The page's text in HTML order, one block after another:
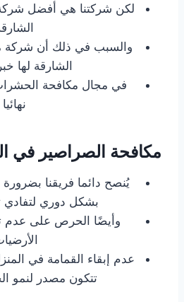
لكن شركتنا هي أفضل
والسبب في ذلك أن شركة
الشارقة لها
في مجال مكافحة
نهائيا
مكافحة الصراصير في
يُنصح دائما فريقنا
بشكل دوري
وأيضًا الحرص على عدم
عدم إبقاء القمامة في
تتكون مصدر لنمو